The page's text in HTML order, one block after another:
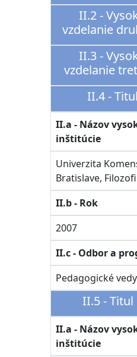
II.2 -
vzdelanie
II.3 -
vzdelanie
II.4 -
II.a - Názov
inštitúcie
Univerzita
Bratislave,
II.b - Rok
2007
II.c - Odbor a
Pedagogické
II.5 -
II.a - Názov
inštitúcie